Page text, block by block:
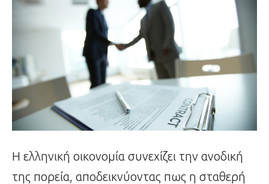
Η ελληνική οικονομία συνεχίζει την ανοδική
της πορεία, αποδεικνύοντας πως η σταθερή